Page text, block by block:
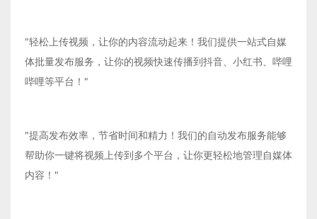
"轻松上传视频，让你的内容流动起来！我们提供一站式自媒
体批量发布服务，让你的视频快速传播到抖音、小红书、哔哩
哔哩等平台！"
"提高发布效率，节省时间和精力！我们的自动发布服务能够
帮助你一键将视频上传到多个平台，让你更轻松地管理自媒体
内容！"